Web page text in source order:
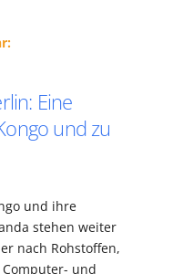
Eine
und zu
und ihre
stehen weiter
nach Rohstoffen,
und